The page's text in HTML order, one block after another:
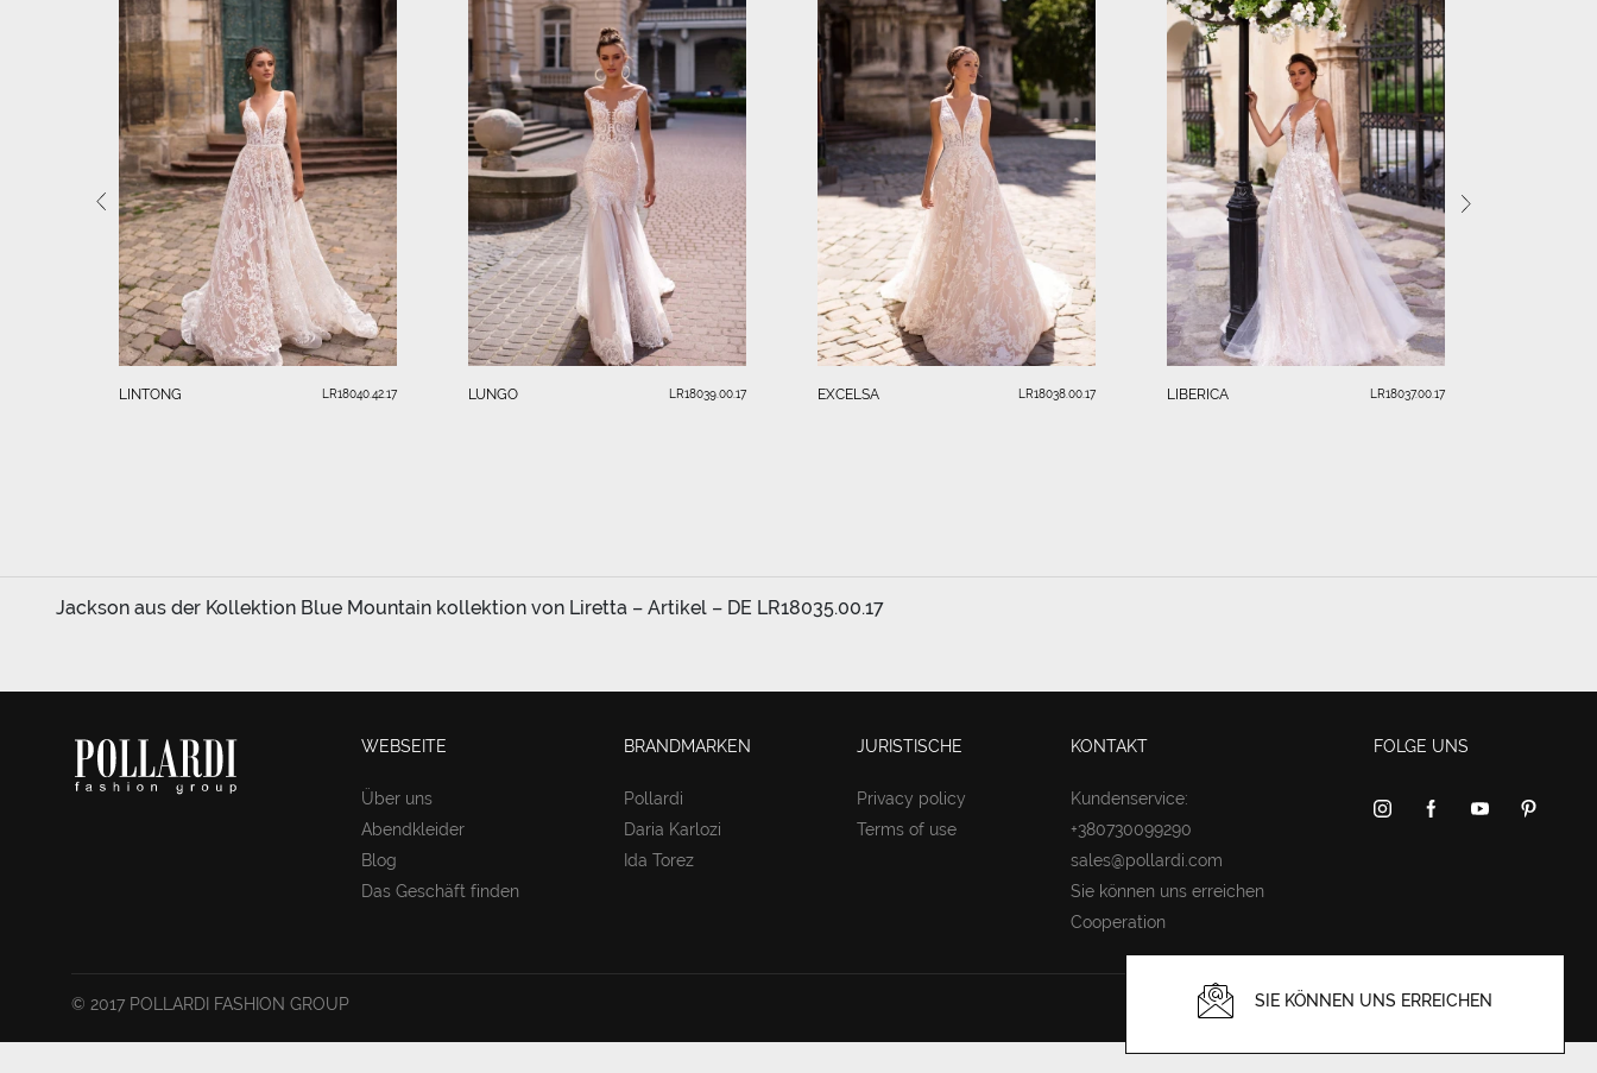
LINTONG LR18040.42.17 LUNGO LR18039.00.17 EXCELSA LR18038.00.17 LIBERICA LR18037.00.17
Jackson aus der Kollektion Blue Mountain kollektion von Liretta – Artikel – DE LR18035.00.17
WEBSEITE
Über uns
Abendkleider
Blog
Das Geschäft finden
BRANDMARKEN
Pollardi
Daria Karlozi
Ida Torez
JURISTISCHE
Privacy policy
Terms of use
KONTAKT
Kundenservice:
+380730099290
sales@pollardi.com
Sie können uns erreichen
Cooperation
FOLGE UNS
© 2017 POLLARDI FASHION GROUP SIE KÖNNEN UNS ERREICHEN